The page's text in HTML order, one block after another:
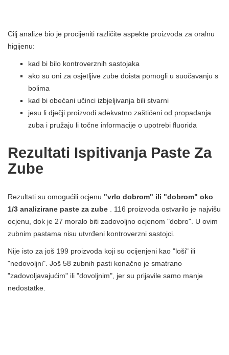
Cilj analize bio je procijeniti različite aspekte proizvoda za oralnu
higijenu:
kad bi bilo kontroverznih sastojaka
ako su oni za osjetljive zube doista pomogli u suočavanju s
bolima
kad bi obećani učinci izbjeljivanja bili stvarni
jesu li dječji proizvodi adekvatno zaštićeni od propadanja
zuba i pružaju li točne informacije o upotrebi fluorida
Rezultati Ispitivanja Paste Za
Zube
Rezultati su omogućili ocjenu "vrlo dobrom" ili "dobrom" oko
1/3 analizirane paste za zube . 116 proizvoda ostvarilo je najvišu
ocjenu, dok je 27 moralo biti zadovoljno ocjenom "dobro". U ovim
zubnim pastama nisu utvrđeni kontroverzni sastojci.
Nije isto za još 199 proizvoda koji su ocijenjeni kao "loši" ili
"nedovoljni". Još 58 zubnih pasti konačno je smatrano
"zadovoljavajućim" ili "dovoljnim", jer su prijavile samo manje
nedostatke.